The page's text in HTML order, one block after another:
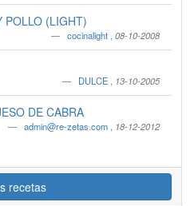
POLLO (LIGHT)
cocinalight 08-10-2008
DULCE 13-10-2005
DE CABRA
admin@re-zetas.com 18-12-2012
recetas